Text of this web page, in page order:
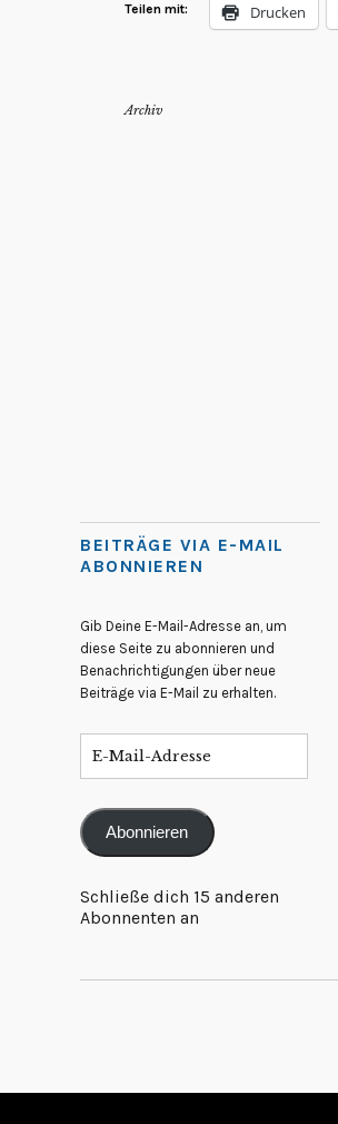
Teilen mit: Drucken
Archiv
BEITRÄGE VIA E-MAIL
ABONNIEREN
Gib Deine E-Mail-Adresse an, um
diese Seite zu abonnieren und
Benachrichtigungen über neue
Beiträge via E-Mail zu erhalten.
Abonnieren
Schließe dich 15 anderen
Abonnenten an